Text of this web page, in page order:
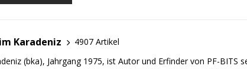
Karadeniz
4907 Artikel
(bka), Jahrgang 1975, ist Autor und Erfinder von PF-BITS